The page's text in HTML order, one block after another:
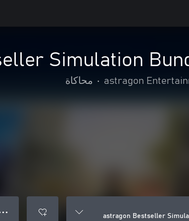
Simulation
astragon
• محاكاة
astragon Bestseller
● ●